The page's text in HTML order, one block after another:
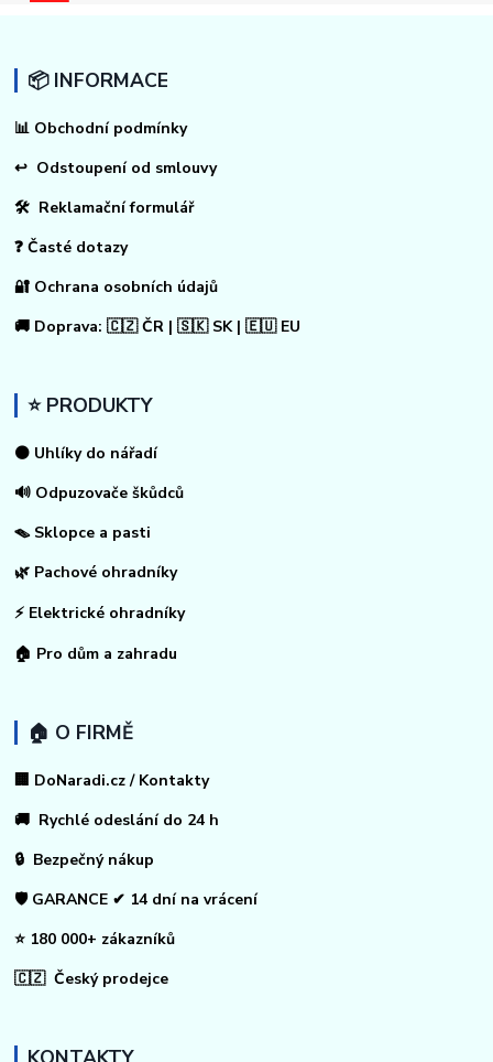
📦 INFORMACE
📊 Obchodní podmínky
↩ Odstoupení od smlouvy
🛠 Reklamační formulář
❓ Časté dotazy
🔐 Ochrana osobních údajů
🚚 Doprava: 🇨🇿 ČR | 🇸🇰 SK | 🇪🇺 EU
⭐ PRODUKTY
⚫ Uhlíky do nářadí
🔊 Odpuzovače škůdců
🪤 Sklopce a pasti
🌿 Pachové ohradníky
⚡ Elektrické ohradníky
🏠 Pro dům a zahradu
🏠 O FIRMĚ
🏢 DoNaradi.cz / Kontakty
🚚 Rychlé odeslání do 24 h
🔒 Bezpečný nákup
🛡️ GARANCE ✔ 14 dní na vrácení
⭐ 180 000+ zákazníků
🇨🇿 Český prodejce